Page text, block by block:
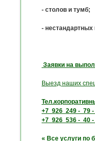
- столов и тумб;
-
Заявки на
Выезд наших
+7 926 249 - 79 -
+7 926 536 - 40 -
« Все услуги по